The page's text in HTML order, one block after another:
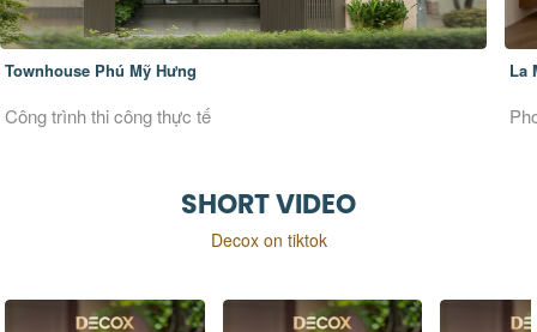
La Maison Douce
Phong cách thiết kế Đương đại
SHORT VIDEO
Decox on tiktok